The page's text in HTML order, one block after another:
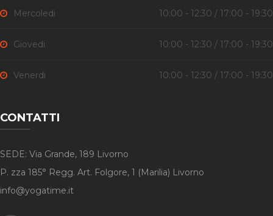
Mercoledi 10:00 - 12:30 / 17:00 - 19:30
Giovedi 10:00 - 12:30 / 17:00 - 19:30
Venerdi 10:00 - 12:30 / 17:00 - 19:30
CONTATTI
SEDE: Via Grande, 189 Livorno
P. zza 185° Regg. Art. Folgore, 1 (Marilia) Livorno
info@yogatime.it